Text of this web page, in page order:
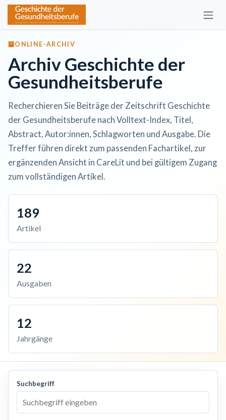
Zum Inhalt springen
ONLINE-ARCHIV
Archiv Geschichte der
Gesundheitsberufe
Recherchieren Sie Beiträge der Zeitschrift Geschichte
der Gesundheitsberufe nach Volltext-Index, Titel,
Abstract, Autor:innen, Schlagworten und Ausgabe. Die
Treffer führen direkt zum passenden Fachartikel, zur
ergänzenden Ansicht in CareLit und bei gültigem Zugang
zum vollständigen Artikel.
189
Artikel
22
Ausgaben
12
Jahrgänge
Suchbegriff